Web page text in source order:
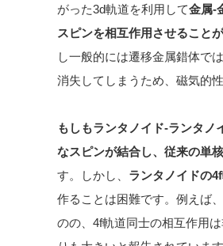
がった3d軌道を利用して金属-
スピンを相互作用させること
し一般的には遷移金属錯体で
消失してしまうため、磁気的
もしもランタノイド-ランタノ
なスピンが結合し、従来の単
す。しかし、 ランタノイドの
作ることは困難です。例えば
のの、4f軌道同士の相互作用